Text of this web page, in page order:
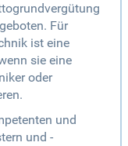
Für
ist eine
sie eine
oder
und
und -